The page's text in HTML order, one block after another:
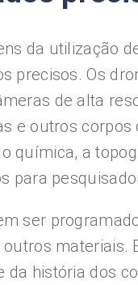
da utilização
precisos. Os
de alta
e outros
química, a
para
ser
materiais.
da história dos